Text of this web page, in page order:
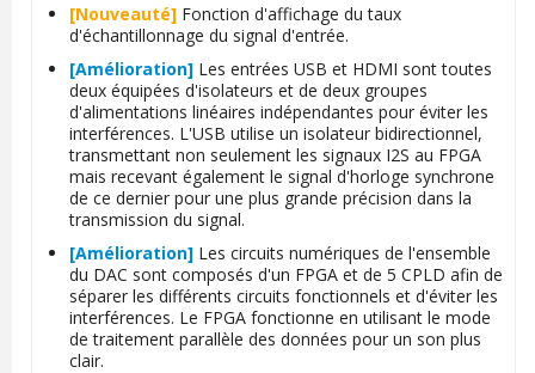
[Nouveauté] Fonction d'affichage du taux
d'échantillonnage du signal d'entrée.
[Amélioration] Les entrées USB et HDMI sont toutes
deux équipées d'isolateurs et de deux groupes
d'alimentations linéaires indépendantes pour éviter les
interférences. L'USB utilise un isolateur bidirectionnel,
transmettant non seulement les signaux I2S au FPGA
mais recevant également le signal d'horloge synchrone
de ce dernier pour une plus grande précision dans la
transmission du signal.
[Amélioration] Les circuits numériques de l'ensemble
du DAC sont composés d'un FPGA et de 5 CPLD afin de
séparer les différents circuits fonctionnels et d'éviter les
interférences. Le FPGA fonctionne en utilisant le mode
de traitement parallèle des données pour un son plus
clair.